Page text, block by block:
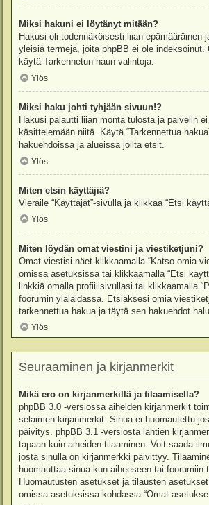
Miksi hakuni ei löytänyt mitään?
Hakusi oli todennäköisesti liian epämääräinen
yleisiä termejä, joita phpBB ei ole indeksoinut.
käytä Tarkennetun haun valintoja.
Ylös
Miksi haku johti tyhjään sivuun!?
Hakusi palautti liian monta tulosta ja palvelin
käsittelemään niitä. Käytä “Tarkennettua
hakuehdoissa ja alueissa joilta etsit.
Ylös
Miten etsin käyttäjiä?
Vieraile “Käyttäjät”-sivulla ja klikkaa “Etsi
Ylös
Miten löydän omat viestini ja viestiketjuni?
Omat viestisi näet klikkaamalla “Katso omia
omissa asetuksissa tai klikkaamalla “Etsi
linkkiä omalla profiilisivullasi tai klikkaamalla
foorumin ylälaidassa. Etsiäksesi omia
tarkennettua hakua ja täytä sen hakuehdot
Ylös
Seuraaminen ja kirjanmerkit
Mikä ero on kirjanmerkillä ja tilaamisella?
phpBB 3.0 -versiossa aiheiden kirjanmerkit
selaimen kirjanmerkit. Sinua ei huomautettu
päivitys. phpBB 3.1 -versiosta lähtien
tapaan kuin aiheiden tilaaminen. Voit saada
josta sinulla on kirjanmerkki päivittyy.
huomauttaa sinua kun aiheeseen tai foorumiin
Huomautusten asetukset ja tilausten
omissa asetuksissa kohdassa “Omat